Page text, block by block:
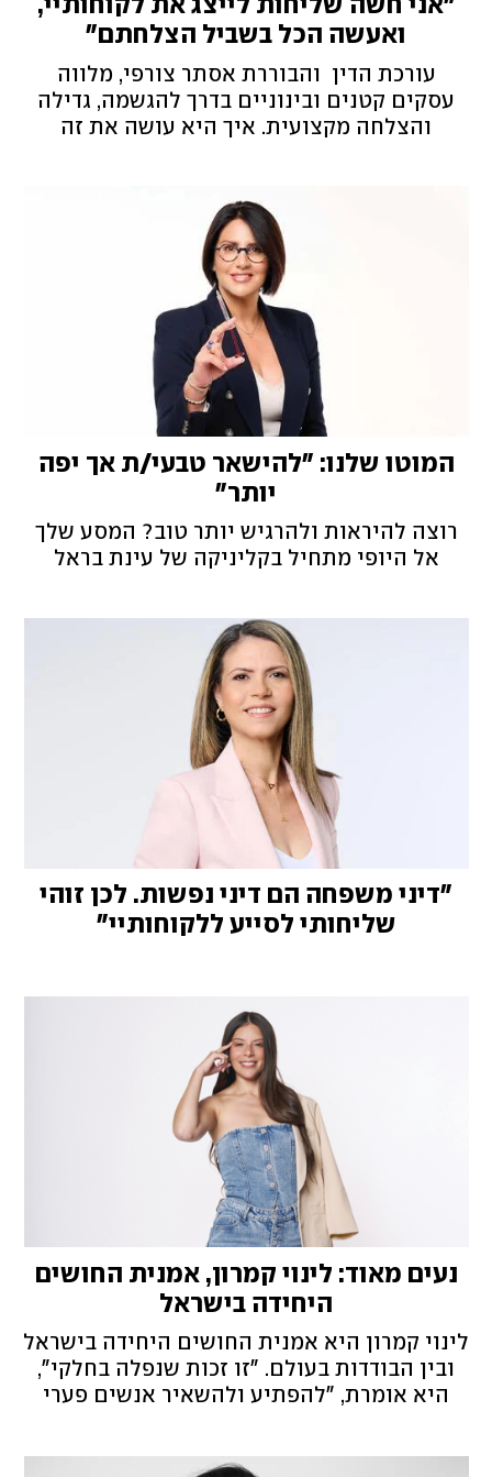
"אני חשה שליחות לייצג את לקוחותיי,
ואעשה הכל בשביל הצלחתם"
עורכת הדין והבוררת אסתר צורפי, מלווה
עסקים קטנים ובינוניים בדרך להגשמה, גדילה
והצלחה מקצועית. איך היא עושה את זה
המוטו שלנו: "להישאר טבעי/ת אך יפה
יותר"
רוצה להיראות ולהרגיש יותר טוב? המסע שלך
אל היופי מתחיל בקליניקה של עינת בראל
"דיני משפחה הם דיני נפשות. לכן זוהי
שליחותי לסייע ללקוחותיי"
נעים מאוד: לינוי קמרון, אמנית החושים
היחידה בישראל
לינוי קמרון היא אמנית החושים היחידה בישראל
ובין הבודדות בעולם. "זו זכות שנפלה בחלקי",
היא אומרת, "להפתיע ולהשאיר אנשים פערי